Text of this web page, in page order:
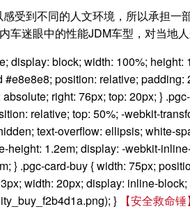
受到不同的人文环境，所以承担
迷眼中的性能JDM车型，对当地
display: block; width: 100%;
position: relative;
right: 76px; top: 20px; }
relative; top: 50%; -webkit-
text-overflow: ellipsis; white-
1.2em; display: -webkit-
} .pgc-card-buy { width: 75px;
width: 20px; display: inline-
}
【安全救命